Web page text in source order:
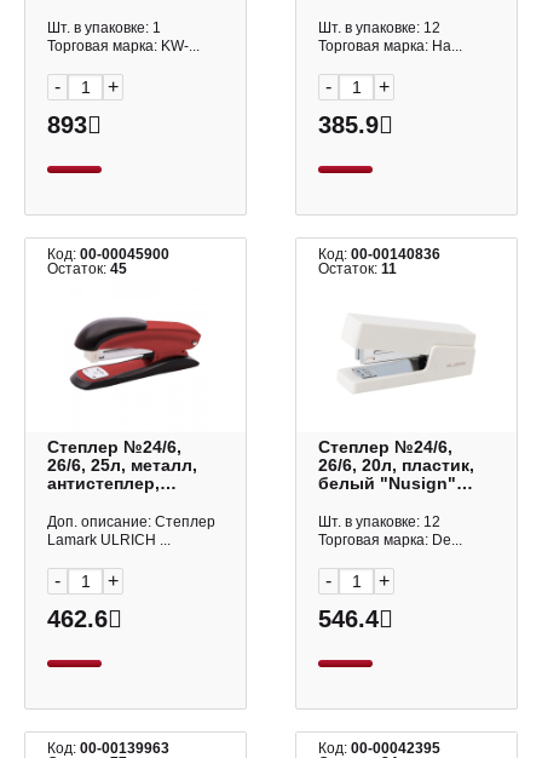
0556B-BLU Mini KW-
trio
Шт. в упаковке: 1
Торговая марка: KW-...
- +
893
Шт. в упаковке: 12
Торговая марка: Ha...
- +
385.9
Код: 00-00045900
Остаток: 45
Степлер №24/6,
26/6, 25л, металл,
антистеплер,
ST0632-RD Lamark
Доп. описание: Степлер
Lamark ULRICH ...
- +
462.6
Код:00-00140836
Остаток:11
Степлер №24/6,
26/6, 20л, пластик,
белый "Nusign"
Шт. в упаковке: 12
Торговая марка: De...
- +
546.4
Код: 00-00139963
Код:00-00042395